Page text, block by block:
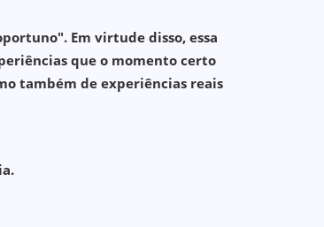
Em virtude disso, essa
que o momento certo
também de experiências reais